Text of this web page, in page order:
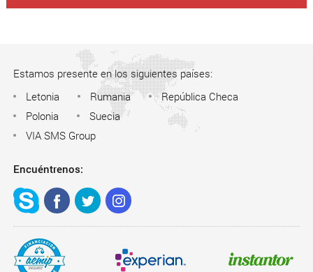
Estamos presente en los siguientes países:
Letonia
Rumania
República Checa
Polonia
Suecia
VIA SMS Group
Encuéntrenos: